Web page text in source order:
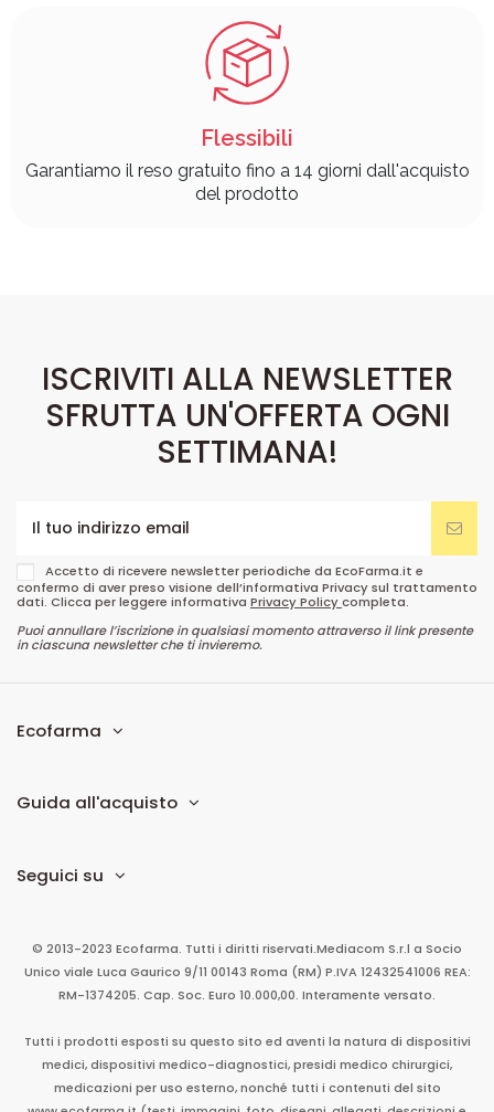
Flessibili
Garantiamo il reso gratuito fino a 14 giorni dall'acquisto
del prodotto
ISCRIVITI ALLA NEWSLETTER
SFRUTTA UN'OFFERTA OGNI
SETTIMANA!
Accetto di ricevere newsletter periodiche da EcoFarma.it e
confermo di aver preso visione dell’informativa Privacy sul trattamento
dati. Clicca per leggere informativa Privacy Policycompleta.
Puoi annullare l’iscrizione in qualsiasi momento attraverso il link presente
in ciascuna newsletter che ti invieremo.
Ecofarma
Guida all'acquisto
Seguici su
© 2013-2023 Ecofarma. Tutti i diritti riservati.Mediacom S.r.l a Socio
Unico viale Luca Gaurico 9/11 00143 Roma (RM) P.IVA 12432541006 REA:
RM-1374205. Cap. Soc. Euro 10.000,00. Interamente versato.
Tutti i prodotti esposti su questo sito ed aventi la natura di dispositivi
medici, dispositivi medico-diagnostici, presidi medico chirurgici,
medicazioni per uso esterno, nonché tutti i contenuti del sito